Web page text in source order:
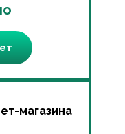
магазина